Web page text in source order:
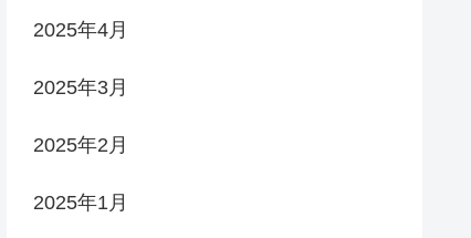
2025年4月
2025年3月
2025年2月
2025年1月